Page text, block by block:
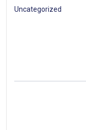
Uncategorized